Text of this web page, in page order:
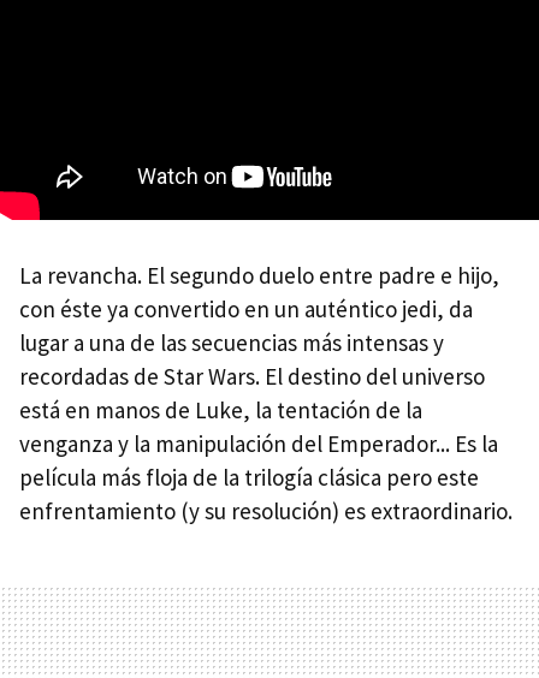
La revancha. El segundo duelo entre padre e hijo,
con éste ya convertido en un auténtico jedi, da
lugar a una de las secuencias más intensas y
recordadas de Star Wars. El destino del universo
está en manos de Luke, la tentación de la
venganza y la manipulación del Emperador... Es la
película más floja de la trilogía clásica pero este
enfrentamiento (y su resolución) es extraordinario.